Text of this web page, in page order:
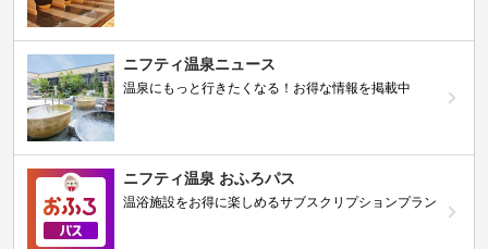
ニフティ温泉ニュース
温泉にもっと行きたくなる！お得な情報を掲載中
ニフティ温泉 おふろパス
温浴施設をお得に楽しめるサブスクリプションプラン